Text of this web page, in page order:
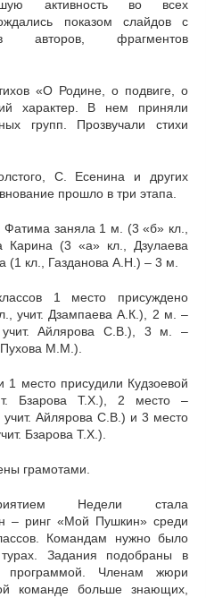
активность во всех
показом слайдов с
авторов, фрагментов
«О Родине, о подвиге, о
характер. В нем приняли
групп. Прозвучали стихи
С. Есенина и других
прошло в три этапа.
заняла 1 м. (3 «б» кл.,
Карина (3 «а» кл., Дзулаева
(1 кл., Газданова А.Н.) – 3 м.
1 место присуждено
учит. Дзампаева А.К.), 2 м. –
учит. Айлярова С.В.), 3 м. –
М.М.).
место присудили Кудзоевой
Бзарова Т.Х.), 2 место –
Айлярова С.В.) и 3 место
Бзарова Т.Х.).
грамотами.
Недели стала
– ринг «Мой Пушкин» среди
Командам нужно было
Задания подобраны в
программой. Членам жюри
команде больше знающих,